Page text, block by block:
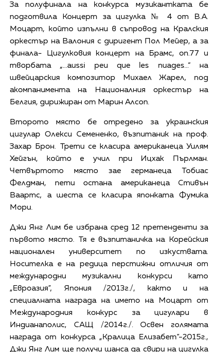
За полуфинала на конкурса музикантката бе
подготвила Концерт за цигулка № 4 от В.А.
Моцарт, който изпълни в съпровод на Кралския
оркестър на Валония с диригент Пол Мейер, а за
финала- Цигулковия концерт на Брамс, оп.77 и
творбата „…aussi peu que les nuages…” на
швейцарския композитор Михаел Жарел, под
акомпанимента на Националния оркестър на
Белгия, дирижиран от Марин Алсоп.
Второто място бе отредено за украинския
цигулар Олекси Семененко, възпитаник на проф.
Захар Брон. Трети се класира американеца Уилям
Хейгън, който е учил при Ицхак Пърлман.
Четвъртото място зае германеца Тобиас
Фелдман, пети остана американеца Стивън
Ваартс, а шеста се класира японката Фумика
Мори.
Джи Янг Лим бе избрана сред 12 претенденти за
първото място. Тя е възпитаничка на Корейския
национален университет по изкуствата.
Носителка е на редица перстижни отличия от
международни музикални конкурси като
„Евроазия”, Япония /2013г./, както и на
специалната награда на името на Моцарт от
Международния конкурс за цигулари в
Индианаполис, САЩ /2014г./. Освен голямата
награда от конкурса „Кралица Елизабет”-2015г.,
Джи Янг Лим ще получи шанса да свири на цигулка